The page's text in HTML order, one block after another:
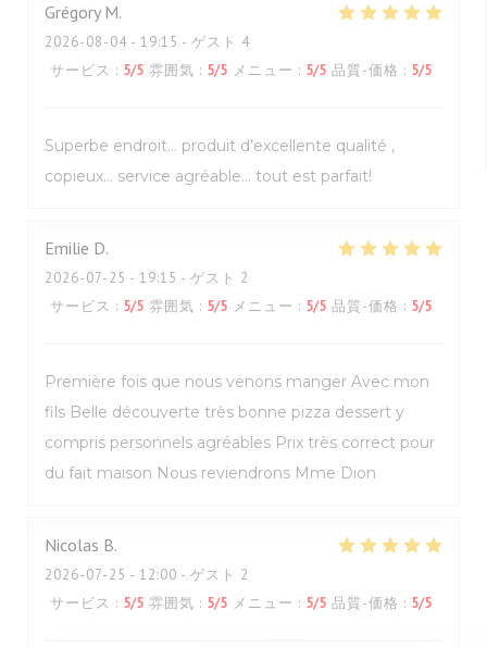
Grégory M
2026-08-04 - 19:15 - ゲスト 4
サービス : 5/5 雰囲気 : 5/5 メニュー : 5/5 品質-価格 : 5/5
Superbe endroit… produit d’excellente qualité ,
copieux… service agréable… tout est parfait!
Emilie D
2026-07-25 - 19:15 - ゲスト 2
サービス : 5/5 雰囲気 : 5/5 メニュー : 5/5 品質-価格 : 5/5
Première fois que nous venons manger Avec mon
fils Belle découverte très bonne pizza dessert y
compris personnels agréables Prix très correct pour
du fait maison Nous reviendrons Mme Dion
Nicolas B
2026-07-25 - 12:00 - ゲスト 2
サービス : 5/5 雰囲気 : 5/5 メニュー : 5/5 品質-価格 : 5/5